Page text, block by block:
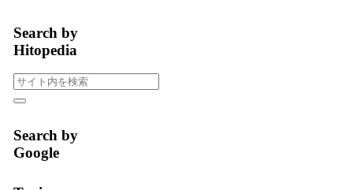
Search by
Hitopedia
Search by
Google